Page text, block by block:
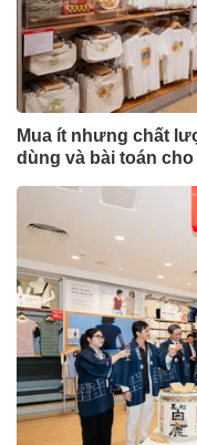
Mua ít nhưng chất
dùng và bài toán